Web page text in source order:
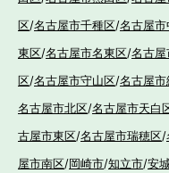
区/名古屋市千種区/名古屋
東区/名古屋市名東区/名古
区/名古屋市守山区/名古屋市
名古屋市北区/名古屋市天白
古屋市東区/名古屋市瑞穂区/
屋市南区/岡崎市/知立市/安